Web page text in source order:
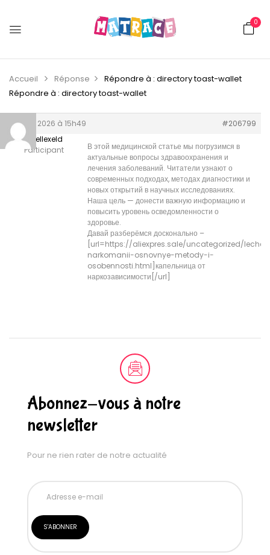
0
Accueil Réponse
Répondre à : directory toast-wallet
Répondre à : directory toast-wallet
13 juin 2026 à 15h49
#206799
Russellexeld
Participant
В этой медицинской статье мы погрузимся в
актуальные вопросы здравоохранения и
лечения заболеваний. Читатели узнают о
современных подходах, методах диагностики и
новых открытий в научных исследованиях.
Наша цель — донести важную информацию и
повысить уровень осведомленности о
здоровье.
Давай разберёмся досконально –
[url=https://aliexpres.sale/uncategorized/
narkomanii-osnovnye-metody-i-
osobennosti.html]капельница от
наркозависимости[/url]
Abonnez-vous à notre
newsletter
Pour ne rien rater de notre actualité